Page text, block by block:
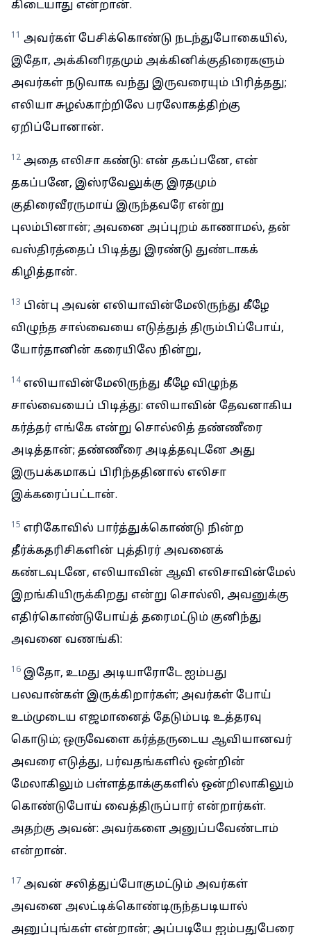
கிடையாது என்றான்.
11 அவர்கள் பேசிக்கொண்டு நடந்துபோகையில்,
இதோ, அக்கினிரதமும் அக்கினிக்குதிரைகளும்
அவர்கள் நடுவாக வந்து இருவரையும் பிரித்தது;
எலியா சுழல்காற்றிலே பரலோகத்திற்கு
ஏறிப்போனான்.
12 அதை எலிசா கண்டு: என் தகப்பனே, என்
தகப்பனே, இஸ்ரவேலுக்கு இரதமும்
குதிரைவீரருமாய் இருந்தவரே என்று
புலம்பினான்; அவனை அப்புறம் காணாமல், தன்
வஸ்திரத்தைப் பிடித்து இரண்டு துண்டாகக்
கிழித்தான்.
13 பின்பு அவன் எலியாவின்மேலிருந்து கீழே
விழுந்த சால்வையை எடுத்துத் திரும்பிப்போய்,
யோர்தானின் கரையிலே நின்று,
14 எலியாவின்மேலிருந்து கீழே விழுந்த
சால்வையைப் பிடித்து: எலியாவின் தேவனாகிய
கர்த்தர் எங்கே என்று சொல்லித் தண்ணீரை
அடித்தான்; தண்ணீரை அடித்தவுடனே அது
இருபக்கமாகப் பிரிந்ததினால் எலிசா
இக்கரைப்பட்டான்.
15 எரிகோவில் பார்த்துக்கொண்டு நின்ற
தீர்க்கதரிசிகளின் புத்திரர் அவனைக்
கண்டவுடனே, எலியாவின் ஆவி எலிசாவின்மேல்
இறங்கியிருக்கிறது என்று சொல்லி, அவனுக்கு
எதிர்கொண்டுபோய்த் தரைமட்டும் குனிந்து
அவனை வணங்கி:
16 இதோ, உமது அடியாரோடே ஐம்பது
பலவான்கள் இருக்கிறார்கள்; அவர்கள் போய்
உம்முடைய எஜமானைத் தேடும்படி உத்தரவு
கொடும்; ஒருவேளை கர்த்தருடைய ஆவியானவர்
அவரை எடுத்து, பர்வதங்களில் ஒன்றின்
மேலாகிலும் பள்ளத்தாக்குகளில் ஒன்றிலாகிலும்
கொண்டுபோய் வைத்திருப்பார் என்றார்கள்.
அதற்கு அவன்: அவர்களை அனுப்பவேண்டாம்
என்றான்.
17 அவன் சலித்துப்போகுமட்டும் அவர்கள்
அவனை அலட்டிக்கொண்டிருந்தபடியால்
அனுப்புங்கள் என்றான்; அப்படியே ஐம்பதுபேரை